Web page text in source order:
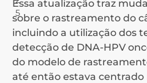
5
Essa atualização traz
sobre o rastreamento do
incluindo a utilização dos
detecção de DNA-HPV
do modelo de
até então estava centrado